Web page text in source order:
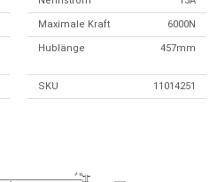
Maximale Kraft 6000N
Hublänge 457mm
SKU 11014251